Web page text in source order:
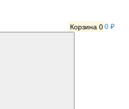
Корзина 00 ₽